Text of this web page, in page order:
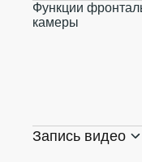
Функции
камеры
Запись видео